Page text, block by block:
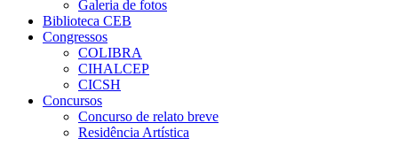
Galeria de fotos
Biblioteca CEB
Congressos
COLIBRA
CIHALCEP
CICSH
Concursos
Concurso de relato breve
Residência Artística